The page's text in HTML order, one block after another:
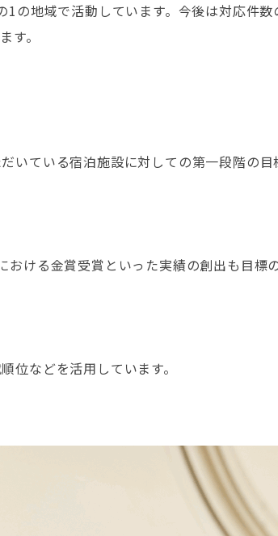
の地域で活動しています。今後は対応件
す。
いている宿泊施設に対しての第一段階の
ける金賞受賞といった実績の創出も目
位などを活用しています。